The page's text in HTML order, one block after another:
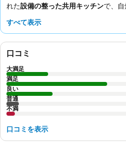
れた設備の整った共用キッチンで、自
を常に高く評価しています。より静
すべて表示
口コミ
大満足
満足
良い
普通
不満
口コミを表示